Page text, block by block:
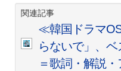
関連記事
≪韓国ドラマ
らないで」、
＝歌詞・解説